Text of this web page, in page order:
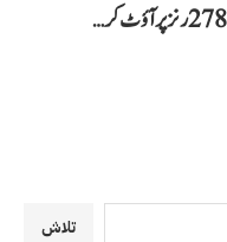
تلاش